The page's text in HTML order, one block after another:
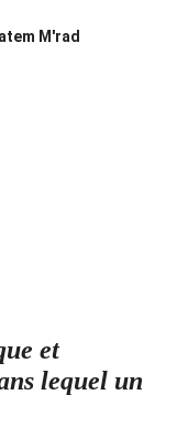
M'rad
et
lequel un